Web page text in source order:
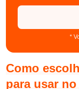
*
Como
para usar